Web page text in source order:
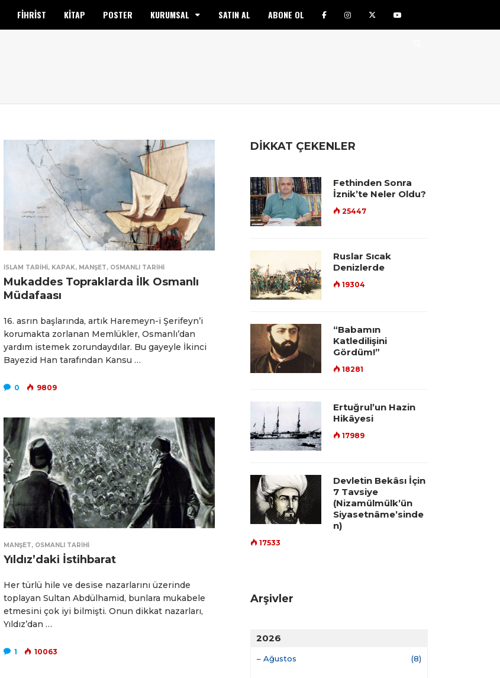
FİHRİST KİTAP POSTER KURUMSAL SATIN AL ABONE OL
İSLAM TARIHI, KAPAK, MANŞET, OSMANLI TARIHI
Mukaddes Topraklarda İlk Osmanlı
Müdafaası
16. asrın başlarında, artık Haremeyn-i Şerifeyn’i
korumakta zorlanan Memlükler, Osmanlı’dan
yardım istemek zorundaydılar. Bu gayeyle İkinci
Bayezid Han tarafından Kansu …
0 9809
MANŞET, OSMANLI TARIHI
Yıldız’daki İstihbarat
Her türlü hile ve desise nazarlarını üzerinde
toplayan Sultan Abdülhamid, bunlara mukabele
etmesini çok iyi bilmişti. Onun dikkat nazarları,
Yıldız’dan …
1 10063
DİKKAT ÇEKENLER
Fethinden Sonra
İznik’te Neler Oldu?
25447
Ruslar Sıcak
Denizlerde
19304
“Babamın
Katledilişini
Gördüm!”
18281
Ertuğrul’un Hazin
Hikâyesi
17989
Devletin Bekâsı İçin
7 Tavsiye
(Nizamülmülk’ün
Siyasetnâme’sinde
n)
17533
Arşivler
2026
– Ağustos (8)